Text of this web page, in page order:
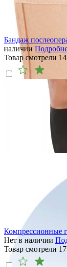
Бандаж
наличии
Товар смотрели
Компрессионные
Нет в наличии
Товар смотрели